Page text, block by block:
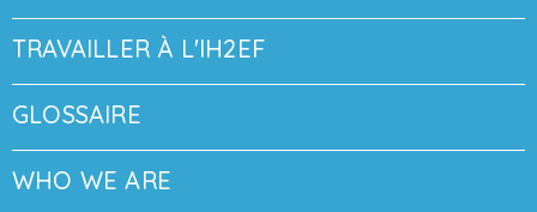
TRAVAILLER À L'IH2EF
GLOSSAIRE
WHO WE ARE